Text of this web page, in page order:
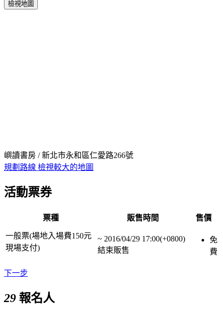
檢視地圖
嶼讀書房 / 新北市永和區仁愛路266號
規劃路線 檢視較大的地圖
活動票券
票種 販售時間 售價
一般票(場地入場費150元
現場支付)
~ 2016/04/29 17:00(+0800)
結束販售
免
費
下一步
29 報名人